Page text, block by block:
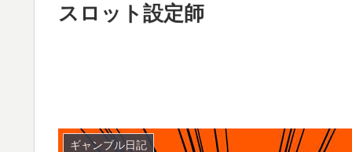
スロット設定師
ギャンブル日記